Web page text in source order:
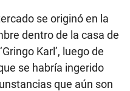
se originó en la
dentro de la casa de
Karl’, luego de
se habría ingerido
que aún son